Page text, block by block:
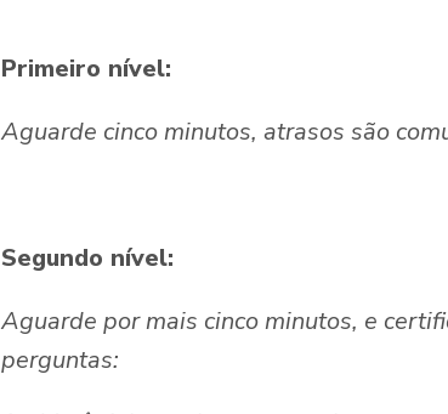
Primeiro nível:
Aguarde cinco minutos, atrasos são
Segundo nível:
Aguarde por mais cinco minutos, e
perguntas: